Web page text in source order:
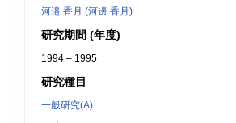
河邉 香月 (河邊 香月)
研究期間 (年度)
1994 – 1995
研究種目
一般研究(A)